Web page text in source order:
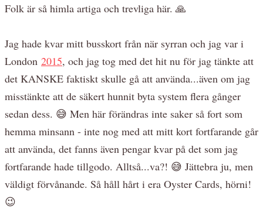
Folk är så himla artiga och trevliga här. 🙏
Jag hade kvar mitt busskort från när syrran och jag var i
London 2015, och jag tog med det hit nu för jag tänkte att
det KANSKE faktiskt skulle gå att använda...även om jag
misstänkte att de säkert hunnit byta system flera gånger
sedan dess. 😅 Men här förändras inte saker så fort som
hemma minsann - inte nog med att mitt kort fortfarande går
att använda, det fanns även pengar kvar på det som jag
fortfarande hade tillgodo. Alltså...va?! 😅 Jättebra ju, men
väldigt förvånande. Så håll hårt i era Oyster Cards, hörni!
😉